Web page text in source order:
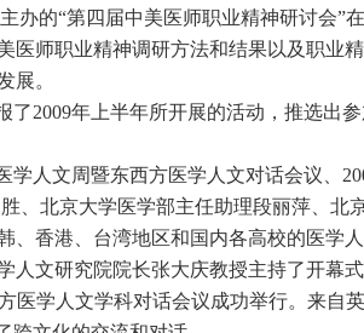
办的“第四届中美医师职业精神研讨会”
师职业精神调研方法和结果以及职业
展。
2009年上半年所开展的活动，推选出
人文周暨东西方医学人文对话会议、
、北京大学医学部主任助理段丽萍、北
香港、台湾地区和国内各高校的医学
文研究院院长张大庆教授主持了开幕式
学人文学科对话会议成功举行。来自